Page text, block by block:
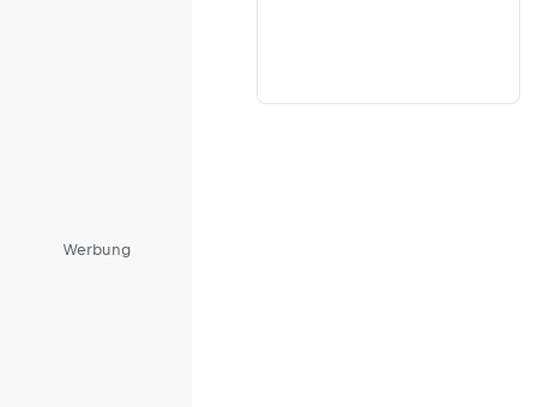
Werbung